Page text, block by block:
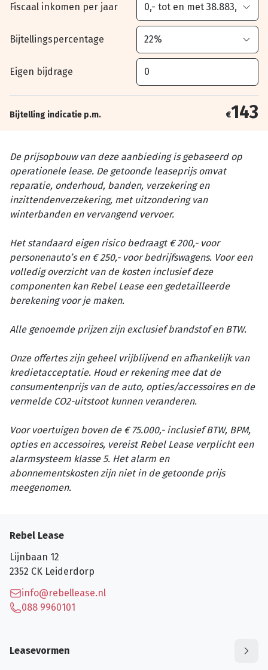
Fiscaal inkomen per jaar
Bijtellingspercentage
Eigen bijdrage
Bijtelling indicatie p.m. €143
De prijsopbouw van deze aanbieding is gebaseerd op
operationele lease. De getoonde leaseprijs omvat
reparatie, onderhoud, banden, verzekering en
inzittendenverzekering, met uitzondering van
winterbanden en vervangend vervoer.
Het standaard eigen risico bedraagt € 200,- voor
personenauto’s en € 250,- voor bedrijfswagens. Voor een
volledig overzicht van de kosten inclusief deze
componenten kan Rebel Lease een gedetailleerde
berekening voor je maken.
Alle genoemde prijzen zijn exclusief brandstof en BTW.
Onze offertes zijn geheel vrijblijvend en afhankelijk van
kredietacceptatie. Houd er rekening mee dat de
consumentenprijs van de auto, opties/accessoires en de
vermelde CO2-uitstoot kunnen veranderen.
Voor voertuigen boven de € 75.000,- inclusief BTW, BPM,
opties en accessoires, vereist Rebel Lease verplicht een
alarmsysteem klasse 5. Het alarm en
abonnementskosten zijn niet in de getoonde prijs
meegenomen.
Rebel Lease
Lijnbaan 12
2352 CK Leiderdorp
info@rebellease.nl
088 9960101
Leasevormen